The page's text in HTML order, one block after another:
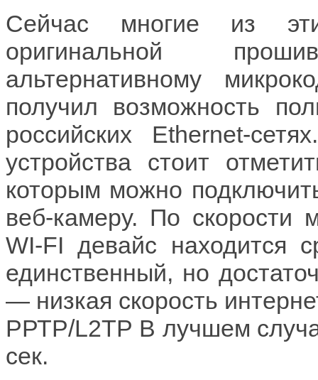
Сейчас многие из
оригинальной
альтернативному
получил возможность
российских Ethernet-
устройства стоит
которым можно
веб-камеру. По
WI-FI девайс находится
единственный, но
— низкая скорость
РРТР/L2ТР В лучшем
сек.